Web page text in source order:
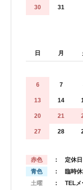
30 31
日 月
6 7
13 14
20 21
27 28
赤色
： 定休日
青色
： 臨時休
土曜
： TELメ